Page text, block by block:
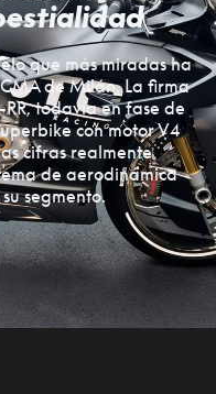
que más miradas ha
de Milán. La firma
todavía en fase de
con motor V4
cifras realmente
de aerodinámica
segmento.